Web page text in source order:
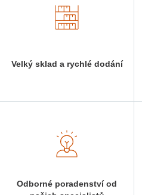
Velký sklad a rychlé dodání
Odborné poradenství od